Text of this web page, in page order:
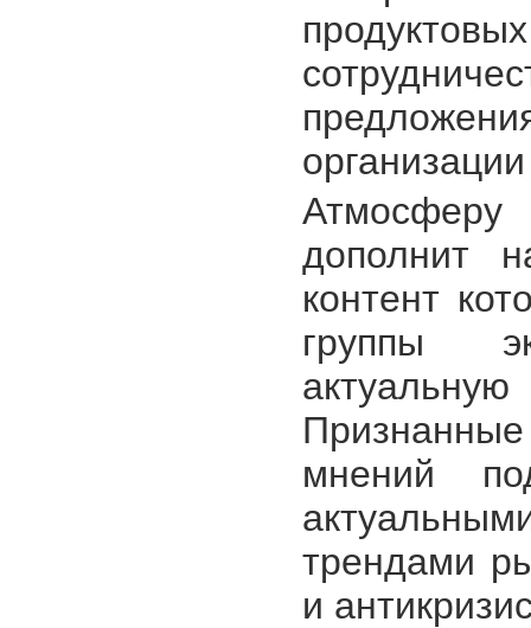
дополнит
контент
группы
мнений
трендами
и